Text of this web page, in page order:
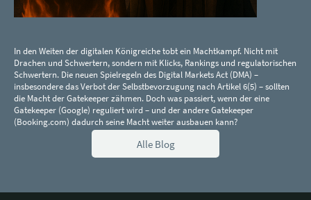
In den Weiten der digitalen Königreiche tobt ein Machtkampf. Nicht mit
Drachen und Schwertern, sondern mit Klicks, Rankings und regulatorischen
Schwertern. Die neuen Spielregeln des Digital Markets Act (DMA) –
insbesondere das Verbot der Selbstbevorzugung nach Artikel 6(5) – sollten
die Macht der Gatekeeper zähmen. Doch was passiert, wenn der eine
Gatekeeper (Google) reguliert wird – und der andere Gatekeeper
(Booking.com) dadurch seine Macht weiter ausbauen kann?
Alle Blog